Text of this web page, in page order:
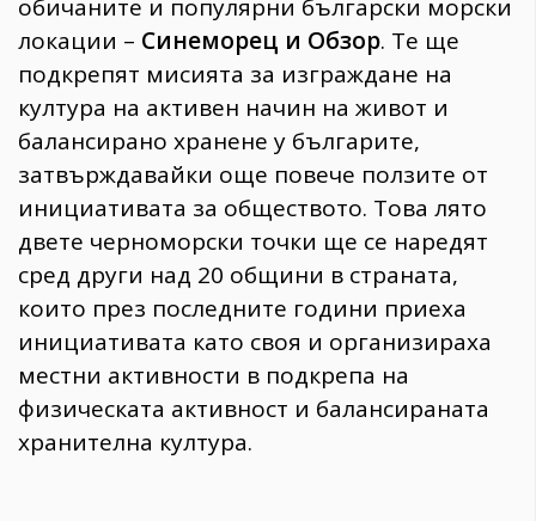
обичаните и популярни български морски
локации – Синеморец и Обзор. Те ще
подкрепят мисията за изграждане на
култура на активен начин на живот и
балансирано хранене у българите,
затвърждавайки още повече ползите от
инициативата за обществото. Това лято
двете черноморски точки ще се наредят
сред други над 20 общини в страната,
които през последните години приеха
инициативата като своя и организираха
местни активности в подкрепа на
физическата активност и балансираната
хранителна култура.